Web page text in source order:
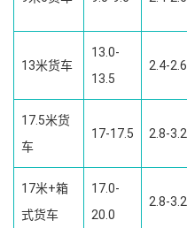
13米货车
13.0-
13.5
2.4-2.6
17.5米货
车
17-17.5 2.8-3.2
17米+箱
式货车
17.0-
20.0
2.8-3.2